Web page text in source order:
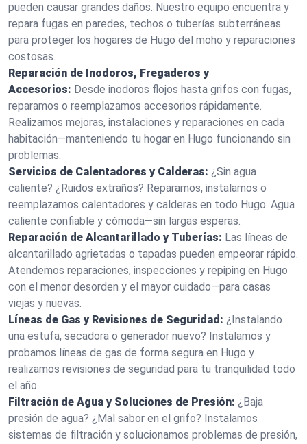
pueden causar grandes daños. Nuestro equipo encuentra y
repara fugas en paredes, techos o tuberías subterráneas
para proteger los hogares de Hugo del moho y reparaciones
costosas.
Reparación de Inodoros, Fregaderos y
Accesorios: Desde inodoros flojos hasta grifos con fugas,
reparamos o reemplazamos accesorios rápidamente.
Realizamos mejoras, instalaciones y reparaciones en cada
habitación—manteniendo tu hogar en Hugo funcionando sin
problemas.
Servicios de Calentadores y Calderas: ¿Sin agua
caliente? ¿Ruidos extraños? Reparamos, instalamos o
reemplazamos calentadores y calderas en todo Hugo. Agua
caliente confiable y cómoda—sin largas esperas.
Reparación de Alcantarillado y Tuberías: Las líneas de
alcantarillado agrietadas o tapadas pueden empeorar rápido.
Atendemos reparaciones, inspecciones y repiping en Hugo
con el menor desorden y el mayor cuidado—para casas
viejas y nuevas.
Líneas de Gas y Revisiones de Seguridad: ¿Instalando
una estufa, secadora o generador nuevo? Instalamos y
probamos líneas de gas de forma segura en Hugo y
realizamos revisiones de seguridad para tu tranquilidad todo
el año.
Filtración de Agua y Soluciones de Presión: ¿Baja
presión de agua? ¿Mal sabor en el grifo? Instalamos
sistemas de filtración y solucionamos problemas de presión,